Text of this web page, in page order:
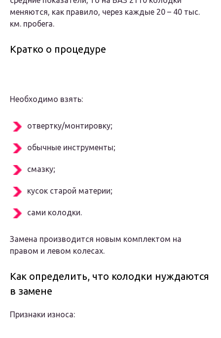
меняются, как правило, через каждые 20 – 40 тыс.
км. пробега.
Кратко о процедуре
Необходимо взять:
отвертку/монтировку;
обычные инструменты;
смазку;
кусок старой материи;
сами колодки.
Замена производится новым комплектом на
правом и левом колесах.
Как определить, что колодки нуждаются
в замене
Признаки износа: